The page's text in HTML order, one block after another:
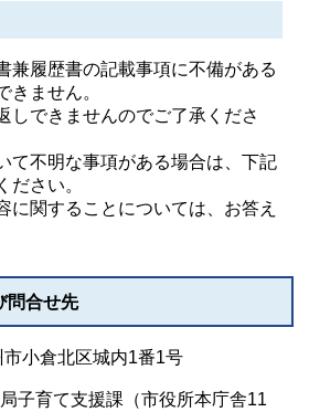
兼履歴書の記載事項に不備がある
きません。
しできませんのでご了承くださ
て不明な事項がある場合は、下記
ださい。
に関することについては、お答え
問合せ先
小倉北区城内1番1号
子育て支援課（市役所本庁舎11